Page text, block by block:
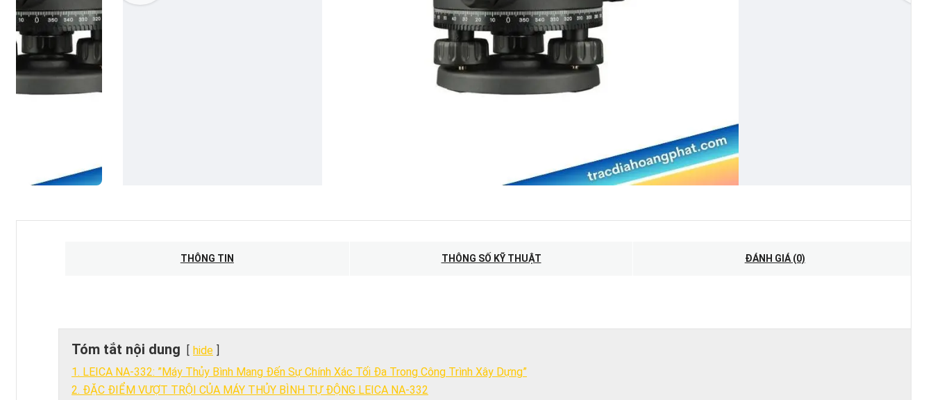
THÔNG TIN THÔNG SỐ KỸ THUẬT ĐÁNH GIÁ (0)
Tóm tắt nội dung
hide
1. LEICA NA-332: ”Máy Thủy Bình Mang Đến Sự Chính Xác Tối Đa Trong Công Trình Xây Dựng”
2. ĐẶC ĐIỂM VƯỢT TRỘI CỦA MÁY THỦY BÌNH TỰ ĐỘNG LEICA NA-332